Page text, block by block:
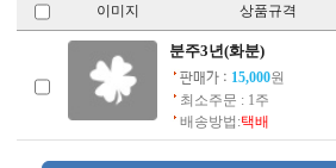
이미지 상품규격
분주3년(화분)
판매가 : 15,000원
최소주문 : 1주
배송방법:택배